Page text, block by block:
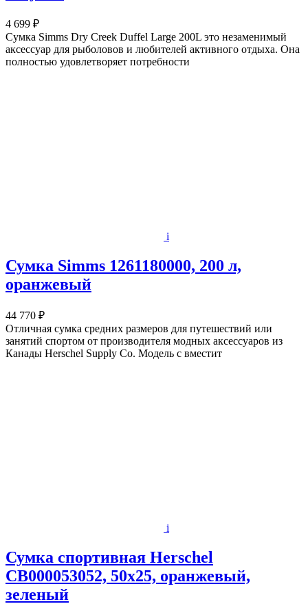
4 699 ₽
Сумка Simms Dry Creek Duffel Large 200L это незаменимый
аксессуар для рыболовов и любителей активного отдыха. Она
полностью удовлетворяет потребности
i
Сумка Simms 1261180000, 200 л,
оранжевый
44 770 ₽
Отличная сумка средних размеров для путешествий или
занятий спортом от производителя модных аксессуаров из
Канады Herschel Supply Co. Модель с вместит
i
Сумка спортивная Herschel
CB000053052, 50х25, оранжевый,
зеленый